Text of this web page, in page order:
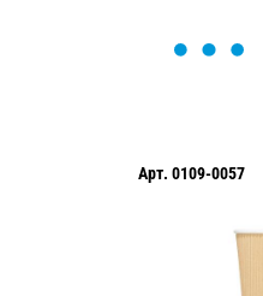
Арт.LP0354